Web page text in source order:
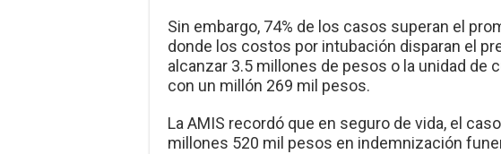
Sin embargo, 74% de los casos superan el
donde los costos por intubación disparan el
alcanzar 3.5 millones de pesos o la unidad de
con un millón 269 mil pesos.
La AMIS recordó que en seguro de vida, el
millones 520 mil pesos en indemnización